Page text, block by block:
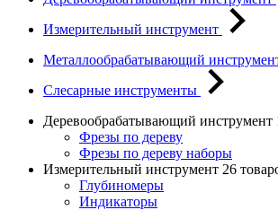
Измерительный инструмент
Металлообрабатывающий
Слесарные инструменты
Деревообрабатывающий инструмент
Фрезы по дереву
Фрезы по дереву наборы
Измерительный инструмент 26
Глубиномеры
Индикаторы